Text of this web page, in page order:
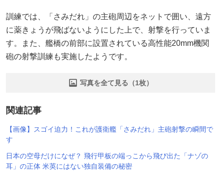
訓練では、「さみだれ」の主砲周辺をネットで囲い、遠方
に薬きょうが飛ばないようにした上で、射撃を行っていま
す。また、艦橋の前部に設置されている高性能20mm機関
砲の射撃訓練も実施したようです。
写真を全て見る（1枚）
関連記事
【画像】スゴイ迫力！これが護衛艦「さみだれ」主砲射撃の瞬間で
す
日本の空母だけになぜ？ 飛行甲板の端っこから飛び出た「ナゾの
耳」の正体 米英にはない独自装備の秘密